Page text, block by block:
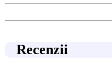
Recenzii